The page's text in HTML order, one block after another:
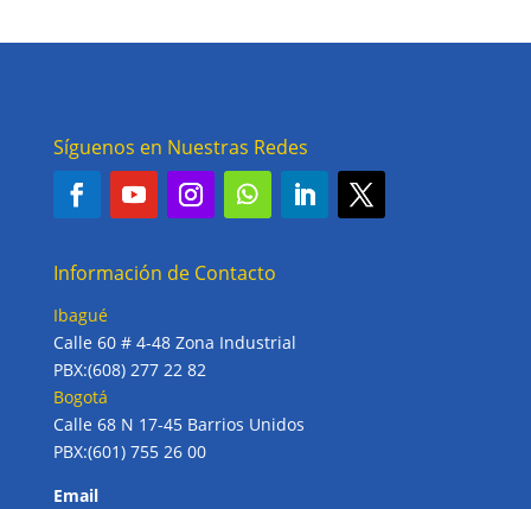
Síguenos en Nuestras Redes
Información de Contacto
Ibagué
Calle 60 # 4-48 Zona Industrial
PBX:(608) 277 22 82
Bogotá
Calle 68 N 17-45 Barrios Unidos
PBX:(601) 755 26 00
Email